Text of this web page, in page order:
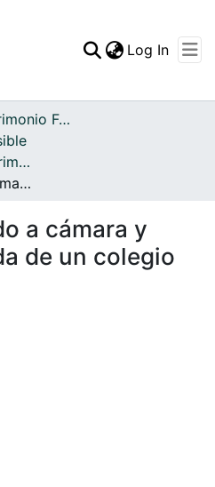
Log In
Archivo del Patrimonio Fotográfico y Fílmico del Valle del Cauca
FCCV - Infancia - Patrimonial
Infantes mirando a cámara y riendo a la salida de un colegio
a cámara y
de un colegio